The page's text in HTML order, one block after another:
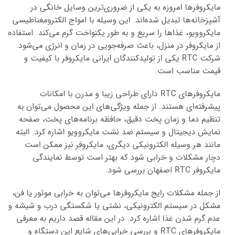
مایکروفرها امروزه به یکی از ضروری‌ترین وسایل خانگی در
آشپزخانه‌ها تبدیل شده‌اند. این وسیله با امواج الکترومغناطیسی
مایکروویو، غذاها را سریع و به طور یکنواخت گرم می‌کند. استفاده
از مایکروفر در منزل، باعث صرفه‌جویی در زمان و انرژی می‌شود.
شرکت RTC یکی از تولیدکنندگان ایرانی مایکروفر با کیفیت و
قیمت مناسب است.
مایکروفرهای RTC دارای طراحی زیبا و مدرن با امکانات
پیشرفته‌ای هستند. از جمله ویژگی‌های این محصول می‌توان به
تنظیم دما و زمان پخت دقیق، حافظه برنامه‌های پخت، صفحه
نمایش دیجیتال و سیستم ضد نشت مایکروویو اشاره کرد. البته
مانند هر وسیله الکترونیکی دیگری، مایکروفر نیز ممکن است
دچار مشکلات و خرابی شود که بهتر است توسط نمایندگی
مایکروفر RTC اصفهان بررسی شود.
از جمله مشکلات رایج مایکروفرها می‌توان به خرابی موتور یا فن،
مشکل در سیستم الکترونیکی، نشتی یا شکستگی درب و شیشه و
عدم گرم شدن غذا اشاره کرد. در این مقاله قصد داریم به معرفی
مایکروفرهای RTC
و بررسی خرابی‌های شایع این دستگاه و